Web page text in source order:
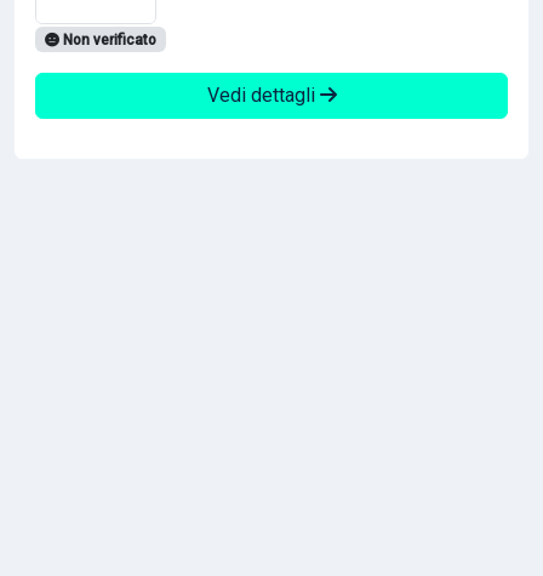
Non verificato
Vedi dettagli